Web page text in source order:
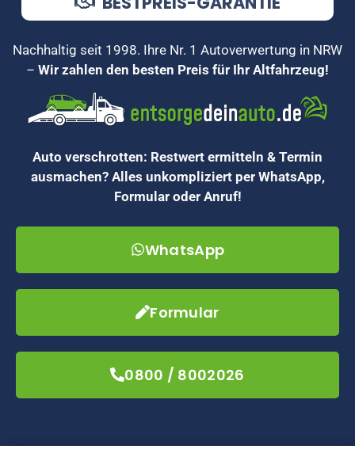
Nachhaltig seit 1998. Ihre Nr. 1 Autoverwertung in NRW
– Wir zahlen den besten Preis für Ihr Altfahrzeug!
Auto verschrotten: Restwert ermitteln & Termin
ausmachen? Alles unkompliziert per WhatsApp,
Formular oder Anruf!
WhatsApp
Formular
0800 / 8002026